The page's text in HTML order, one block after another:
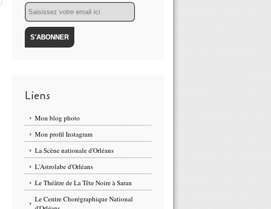
Email
Liens
Mon blog photo
Mon profil Instagram
La Scène nationale d'Orléans
L'Astrolabe d'Orléans
Le Théâtre de La Tête Noire à Saran
Le Centre Chorégraphique National